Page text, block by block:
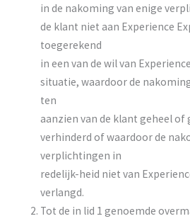
in de nakoming van enige
de klant niet aan Experience
toegerekend
in een van de wil van
situatie, waardoor de
ten
aanzien van de klant geheel
verhinderd of waardoor de
verplichtingen in
redelijk-heid niet van
verlangd.
Tot de in lid 1 genoemde